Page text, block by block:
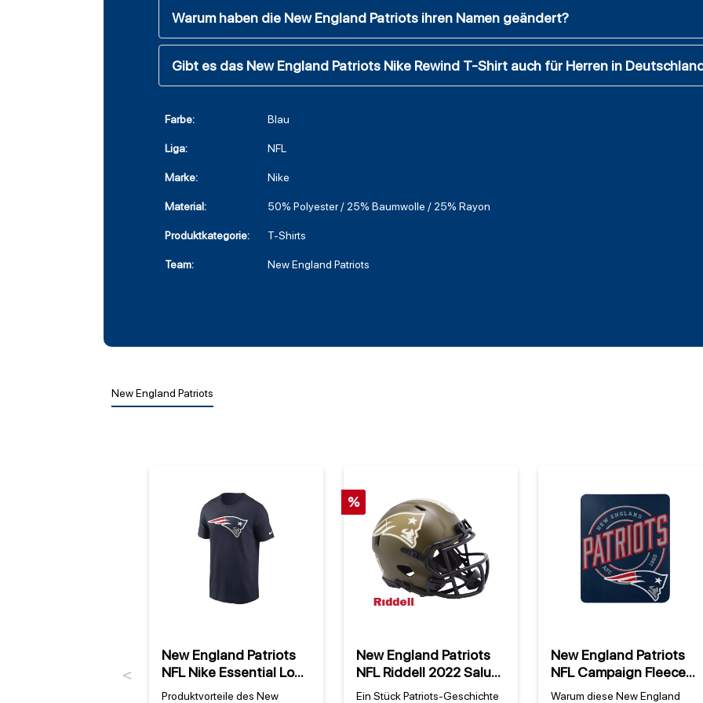
Warum haben die New England Patriots ihren Namen geändert?
Gibt es das New England Patriots Nike Rewind T-Shirt auch für Herren in
Farbe: Blau
Liga: NFL
Marke: Nike
Material: 50% Polyester / 25% Baumwolle / 25% Rayon
Produktkategorie: T-Shirts
Team: New England Patriots
New England Patriots
Previous
New England Patriots
NFL Nike Essential Logo
T-Shirt Navy
Produktvorteile des New
%
New England Patriots
NFL Riddell 2022 Salute
to Service NFL Speed
Ein Stück Patriots-Geschichte
New England Patriots
NFL Campaign Fleece
Decke
Warum diese New England